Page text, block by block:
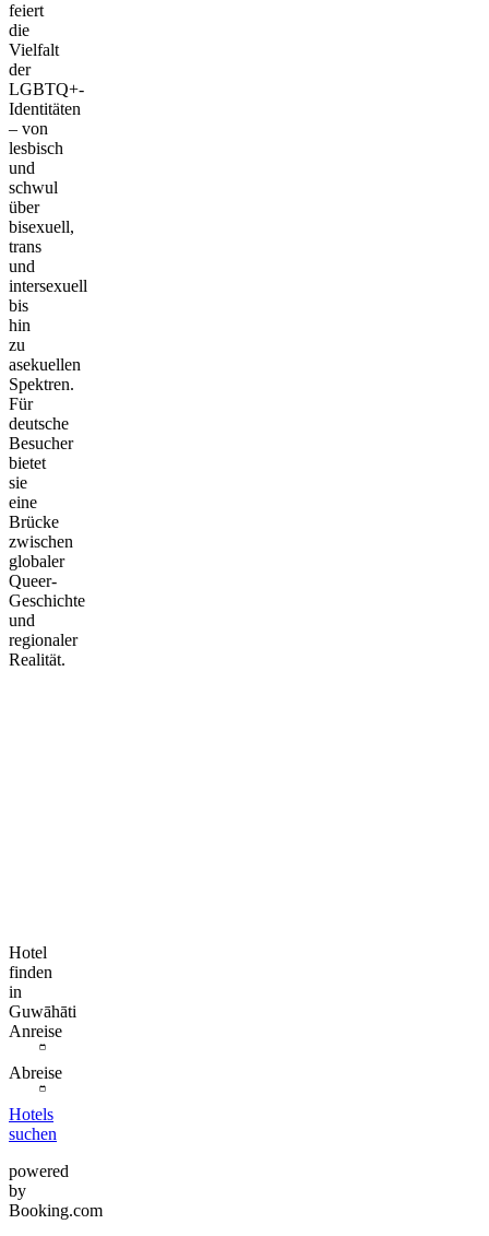
feiert
die
Vielfalt
der
LGBTQ+-
Identitäten
– von
lesbisch
und
schwul
über
bisexuell,
trans
und
intersexuell
bis
hin
zu
asekuellen
Spektren.
Für
deutsche
Besucher
bietet
sie
eine
Brücke
zwischen
globaler
Queer-
Geschichte
und
regionaler
Realität.
Hotel
finden
in
Guwāhāti
Anreise
Abreise
Hotels
suchen
powered
by
Booking.com